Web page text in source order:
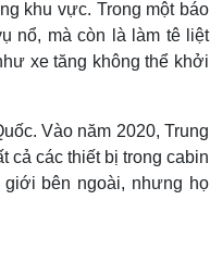
khu vực. Trong một báo
nổ, mà còn là làm tê liệt
xe tăng không thể khởi
Vào năm 2020, Trung
cả các thiết bị trong cabin
bên ngoài, nhưng họ